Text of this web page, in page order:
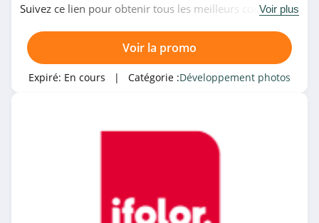
Suivez ce lien pour obtenir tous les meilleurs codes
moment. Venez très vite!
Voir plus
Voir la promo
Expiré: En cours | Catégorie :Développement photos